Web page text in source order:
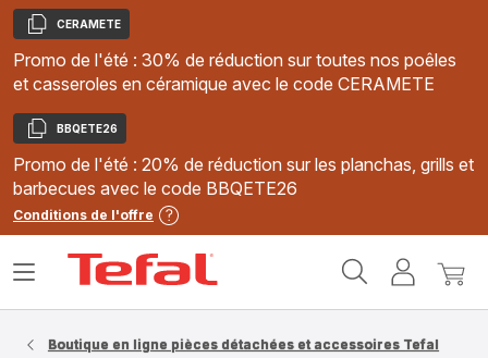
Copier
CERAMETE
Promo de l'été : 30% de réduction sur toutes nos poêles
et casseroles en céramique avec le code CERAMETE
Copier
BBQETE26
Promo de l'été : 20% de réduction sur les planchas, grills et
barbecues avec le code BBQETE26
Conditions de l'offre
MonMon
Ouvrir
Boutique en ligne pièces détachées et accessoires Tefal